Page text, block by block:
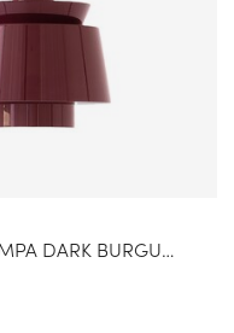
UTZON JU1 TAKLAMPA DARK BURGUNDY